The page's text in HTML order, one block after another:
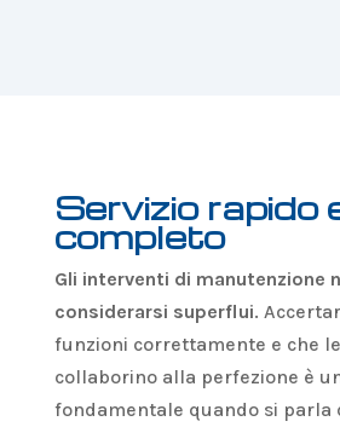
Servizio rapido
completo
Gli interventi di manutenzione
considerarsi superflui.
funzioni correttamente e che
collaborino alla perfezione è
fondamentale quando si